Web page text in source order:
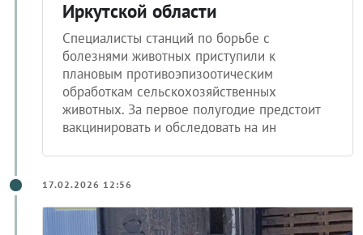
Иркутской области
Специалисты станций по борьбе с
болезнями животных приступили к
плановым противоэпизоотическим
обработкам сельскохозяйственных
животных. За первое полугодие предстоит